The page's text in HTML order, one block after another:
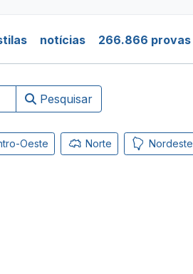
notícias 266.866 provas
Pesquisar
Oeste Norte Nordeste